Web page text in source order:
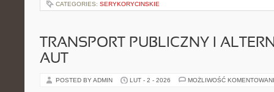
CATEGORIES: SERYKORYCINSKIE
TRANSPORT PUBLICZNY I
AUT
POSTED BY ADMIN LUT - 2 - 2026 MOŻLIWOŚĆ